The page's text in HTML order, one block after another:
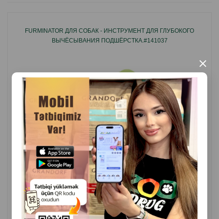
×
FURMINATOR ДЛЯ СОБАК - ИНСТРУМЕНТ ДЛЯ ГЛУБОКОГО
ВЫЧЁСЫВАНИЯ ПОДШЁРСТКА.#141037
( Отзывы)
Масса Цена
Купить
1 шт
53.00